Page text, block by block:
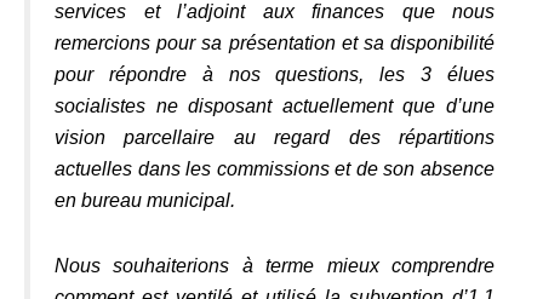
services et l’adjoint aux finances que nous
remercions pour sa présentation et sa disponibilité
pour répondre à nos questions, les 3 élues
socialistes ne disposant actuellement que d’une
vision parcellaire au regard des répartitions
actuelles dans les commissions et de son absence
en bureau municipal.
Nous souhaiterions à terme mieux comprendre